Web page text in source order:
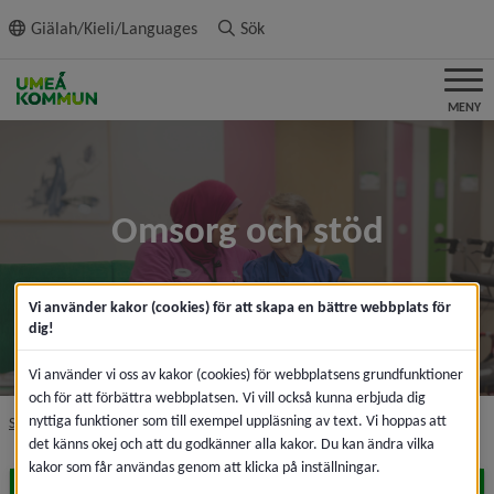
innehållet
Giälah/Kieli/Languages Sök
MENY
Omsorg och stöd
Startsida Omsorg och stödnivå i brödsmulenavigeringen
Vi använder kakor (cookies) för att skapa en bättre webbplats för
dig!
Vi använder vi oss av kakor (cookies) för webbplatsens grundfunktioner
och för att förbättra webbplatsen. Vi vill också kunna erbjuda dig
nyttiga funktioner som till exempel uppläsning av text. Vi hoppas att
det känns okej och att du godkänner alla kakor. Du kan ändra vilka
kakor som får användas genom att klicka på inställningar.